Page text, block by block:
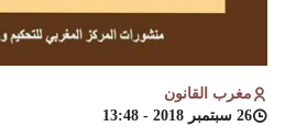
مغرب القانون
26 سبتمبر 2018 - 13:48